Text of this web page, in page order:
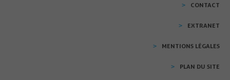
CONTACT
EXTRANET
MENTIONS LÉGALES
PLAN DU SITE